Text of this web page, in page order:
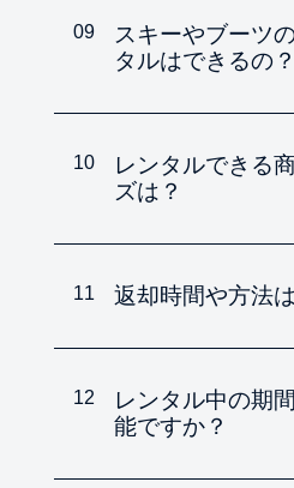
09
スキーやブーツ
タルはできるの？
10
レンタルできる
ズは？
11 返却時間や方法
12
レンタル中の期
能ですか？